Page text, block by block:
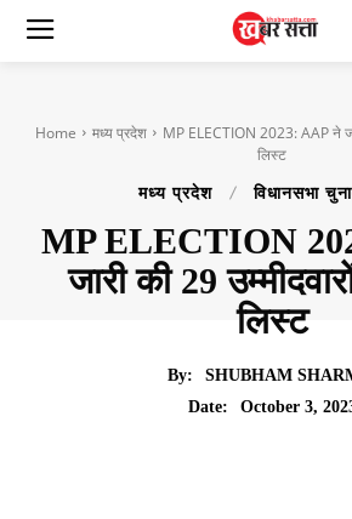
Home मध्य प्रदेश
MP ELECTION 2023: AAP ने
लिस्ट
मध्य प्रदेश विधानसभा
MP ELECTION
जारी की 29
लिस्ट
By:
SHUBHAM
Date:
October 3,